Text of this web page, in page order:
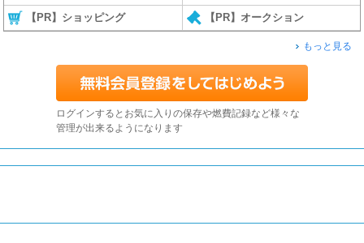
【PR】ショッピング 【PR】オークション
もっと見る
ログインするとお気に入りの保存や燃費記録など様々な
管理が出来るようになります